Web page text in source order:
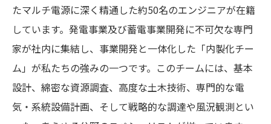
たマルチ電源に深く精通した約50名のエンジニアが在籍
しています。発電事業及び蓄電事業開発に不可欠な専門
家が社内に集結し、事業開発と一体化した「内製化チー
ム」が私たちの強みの一つです。このチームには、基本
設計、綿密な資源調査、高度な土木技術、専門的な電
気・系統設備計画、そして戦略的な調達や風況観測とい